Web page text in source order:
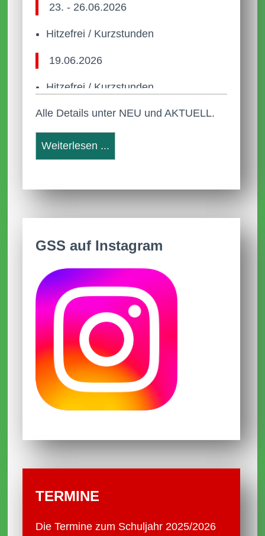
23. - 26.06.2026
Hitzefrei / Kurzstunden
19.06.2026
Hitzefrei / Kurzstunden
22.05.2026
Anleitung Anmeldung Webuntis
2026/2027
Im Dezember 2025
Frohe Weihnachten und schöne
Ferien
01.12.2025
Terminänderungen
2025/2026
Infos Anmeldung Mittagessen
30.10.2025
Alle Details unter NEU und AKTUELL.
Weiterlesen ...
GSS auf Instagram
TERMINE
Die Termine zum Schuljahr 2025/2026